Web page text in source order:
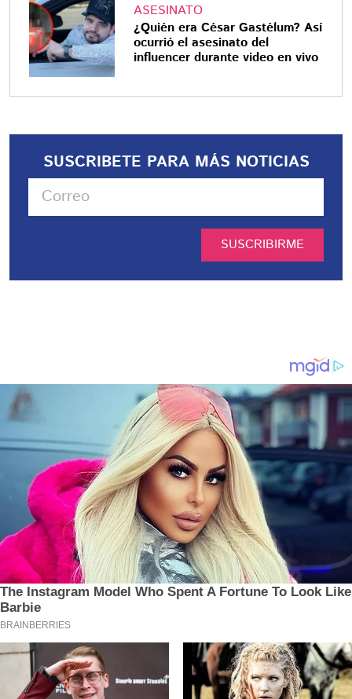
ASESINATO
¿Quién era César Gastélum? Así
ocurrió el asesinato del
influencer durante video en vivo
SUSCRIBETE PARA MÁS NOTICIAS
SUSCRIBIRME